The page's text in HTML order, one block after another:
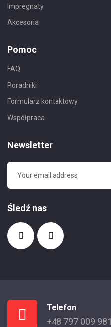
Impregnaty
Akcesoria
Pomoc
FAQ
Poradniki
Formularz kontaktowy
Współpraca
Newsletter
Śledź nas
Telefon
+48 797 009 981